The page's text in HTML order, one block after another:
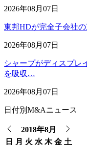
2026年08月07日
東邦HDが完全子会社
2026年08月07日
シャープがディスプレ
を吸収…
2026年08月07日
日付別M&Aニュース
2018年8月
日
月 火 水 木 金 土